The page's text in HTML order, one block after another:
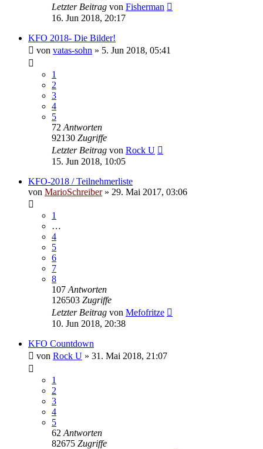
Letzter Beitrag von Fisherman
16. Jun 2018, 20:17
KFO 2018- Die Bilder!
von vatas-sohn » 5. Jun 2018, 05:41
1
2
3
4
5
72 Antworten
92130 Zugriffe
Letzter Beitrag von Rock U
15. Jun 2018, 10:05
KFO-2018 / Teilnehmerliste
von MarioSchreiber» 29. Mai 2017, 03:06
1
…
4
5
6
7
8
107 Antworten
126503 Zugriffe
Letzter Beitrag von Mefofritze
10. Jun 2018, 20:38
KFO Countdown
von Rock U » 31. Mai 2018, 21:07
1
2
3
4
5
62 Antworten
82675 Zugriffe